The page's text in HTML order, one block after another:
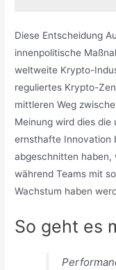
Diese Entscheidung
innenpolitische
weltweite Krypto-
reguliertes Krypto-
mittleren Weg
Meinung wird dies
ernsthafte Innovation
abgeschnitten haben,
während Teams mit
Wachstum haben
So geht es